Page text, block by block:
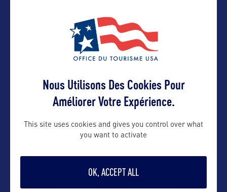
ADRESSES
Adresse aux USA :
VISIT FLORIDA
2540 W. Executive Center Circle, Suite
Tallahassee, Florida 32301 – USA
Contact presse
Nous Utilisons Des Cookies Pour
Améliorer Votre Expérience.
This site uses cookies and gives you control over what
you want to activate
OK, ACCEPT ALL